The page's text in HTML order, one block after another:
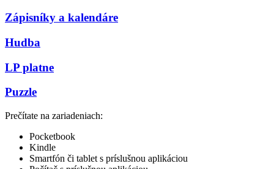
Zápisníky a kalendáre
Hudba
LP platne
Puzzle
Prečítate na zariadeniach:
Pocketbook
Kindle
Smartfón či tablet s príslušnou aplikáciou